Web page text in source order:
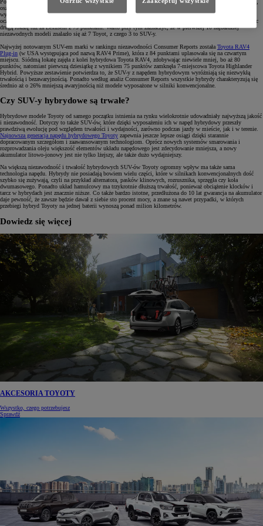
oszczędność, bezpieczeństwo czynne i bierne, wyposażenie auta czy zadowolenie z jazdy. Ocena wszystkich
wyżej wymienionych kryteriów złożyła się na uzyskanie przez Toyotę wyniku, który przekroczył wszelkie
oczekiwania, znacznie przewyższając średnią. Na 100 możliwych punktów Toyota zdobyła ich aż 76, zajmując
drugą lokatę tuż za Lexusem z 79 punktami. Warto przy tym zaznaczyć, że w pierwszej 10 najbardziej
niezawodnych modeli znalazło się aż 7 Toyot, z czego 3 to SUV-y.
Najwyżej notowanym SUV-em marki w rankingu niezawodności Consumer Reports została Toyota RAV4
Plug-in (w USA występująca pod nazwą RAV4 Prime), która z 84 punktami uplasowała się na czwartym
miejscu. Siódmą lokatę zajęła z kolei hybrydowa Toyota RAV4, zdobywając niewiele mniej, bo aż 80
punktów, natomiast pierwszą dziesiątkę z wynikiem 75 punktów zamknęła 7-miejscowa Toyota Highlander
Hybrid. Powyższe zestawienie potwierdza to, że SUV-y z napędem hybrydowym wyróżniają się niezwykłą
trwałością i bezawaryjnością. Ponadto według analiz Consumer Reports wszystkie hybrydy charakteryzują się
średnio aż o 26% mniejszą awaryjnością niż modele wyposażone w silniki konwencjonalne.
Czy SUV-y hybrydowe są trwałe?
Hybrydowe modele Toyoty od samego początku istnienia na rynku wielokrotnie udowadniały najwyższą jakość
i niezawodność. Dotyczy to także SUV-ów, które dzięki wyposażeniu ich w napęd hybrydowy przeszły
prawdziwą ewolucję pod względem trwałości i wydajności, zarówno podczas jazdy w mieście, jak i w terenie.
Najnowsza generacja napędu hybrydowego Toyoty zapewnia jeszcze lepsze osiągi dzięki starannie
dopracowanym szczegółom i zaawansowanym technologiom. Oprócz nowych systemów smarowania i
rozprowadzania oleju większość elementów układu napędowego jest zdecydowanie mniejsza, a nowy
akumulator litowo-jonowy jest nie tylko lżejszy, ale także dużo wydajniejszy.
Na większą niezawodność i trwałość hybrydowych SUV-ów Toyoty ogromny wpływ ma także sama
technologia napędu. Hybrydy nie posiadają bowiem wielu części, które w silnikach konwencjonalnych dość
szybko się zużywają, czyli na przykład alternatora, pasków klinowych, rozrusznika, sprzęgła czy koła
dwumasowego. Ponadto układ hamulcowy ma trzykrotnie dłuższą trwałość, ponieważ obciążenie klocków i
tarcz w hybrydach jest znacznie niższe. Co także bardzo istotne, przedłużona do 10 lat gwarancja na akumulator
daje pewność, że zawsze będzie dawał z siebie sto procent mocy, a znane są nawet przypadki, w których
przebiegi hybryd Toyoty na jednej baterii wynoszą ponad milion kilometrów.
Dowiedz się więcej
AKCESORIA TOYOTY
Wszystko, czego potrzebujesz
Sprawdź